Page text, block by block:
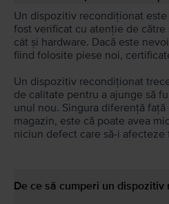
Un dispozitiv recondiționat
fost verificat cu atenție de
cât și hardware. Dacă este
fiind folosite piese noi,
Un dispozitiv recondiționat
de calitate pentru a ajunge să
unul nou. Singura diferență
magazin, este că poate avea
niciun defect care să-i
De ce să cumperi un dispozitiv